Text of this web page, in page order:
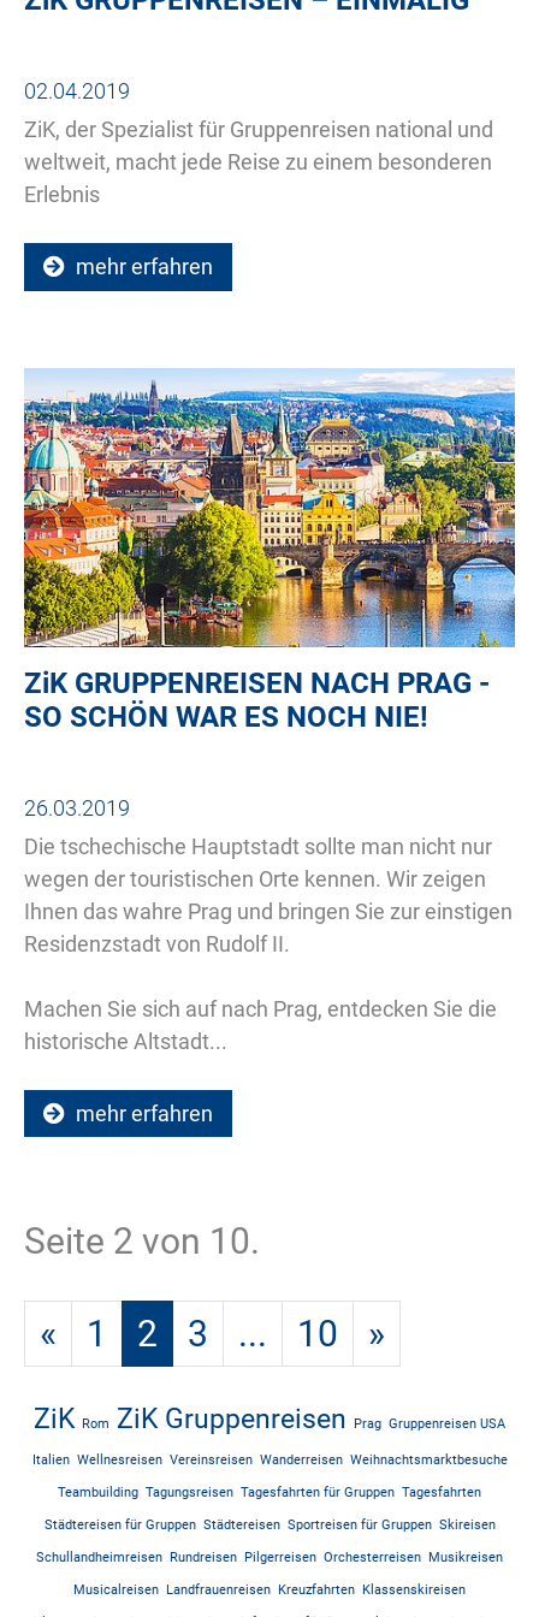
02.04.2019
ZiK, der Spezialist für Gruppenreisen national und
weltweit, macht jede Reise zu einem besonderen
Erlebnis
mehr erfahren
ZiK GRUPPENREISEN NACH PRAG -
SO SCHÖN WAR ES NOCH NIE!
26.03.2019
Die tschechische Hauptstadt sollte man nicht nur
wegen der touristischen Orte kennen. Wir zeigen
Ihnen das wahre Prag und bringen Sie zur einstigen
Residenzstadt von Rudolf II.
Machen Sie sich auf nach Prag, entdecken Sie die
historische Altstadt...
mehr erfahren
Seite 2 von 10.
« 1 2 3 ... 10 »
ZiK Rom ZiK Gruppenreisen Prag Gruppenreisen USA
Italien Wellnesreisen Vereinsreisen Wanderreisen Weihnachtsmarktbesuche
Teambuilding Tagungsreisen Tagesfahrten für Gruppen Tagesfahrten
Städtereisen für Gruppen Städtereisen Sportreisen für Gruppen Skireisen
Schullandheimreisen Rundreisen Pilgerreisen Orchesterreisen Musikreisen
Musicalreisen Landfrauenreisen Kreuzfahrten Klassenskireisen